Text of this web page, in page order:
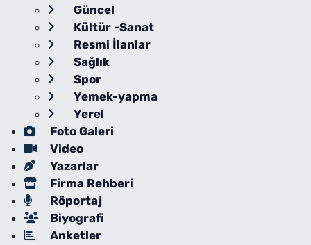
Güncel
Kültür -Sanat
Resmi İlanlar
Sağlık
Spor
Yemek-yapma
Yerel
Foto Galeri
Video
Yazarlar
Firma Rehberi
Röportaj
Biyografi
Anketler